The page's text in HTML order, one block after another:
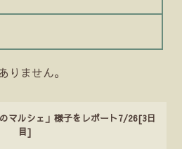
りません。
ルシェ」様子をレポート7/26[3日
目]